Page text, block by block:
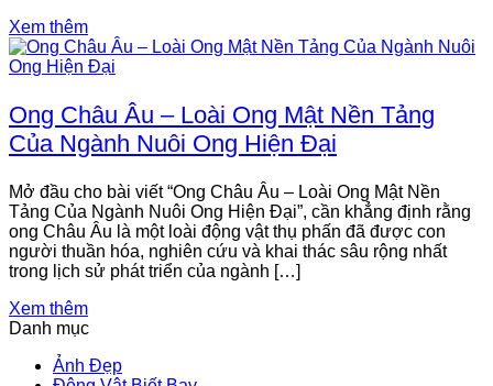
Xem thêm
Ong Châu Âu – Loài Ong Mật Nền Tảng
Của Ngành Nuôi Ong Hiện Đại
Mở đầu cho bài viết “Ong Châu Âu – Loài Ong Mật Nền
Tảng Của Ngành Nuôi Ong Hiện Đại”, cần khẳng định rằng
ong Châu Âu là một loài động vật thụ phấn đã được con
người thuần hóa, nghiên cứu và khai thác sâu rộng nhất
trong lịch sử phát triển của ngành […]
Xem thêm
Danh mục
Ảnh Đẹp